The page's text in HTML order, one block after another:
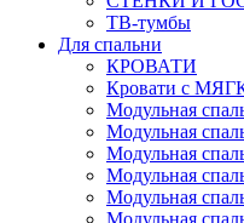
ТВ-тумбы
Для спальни
КРОВАТИ
Кровати с
Модульная
Модульная
Модульная
Модульная
Модульная
Модульная